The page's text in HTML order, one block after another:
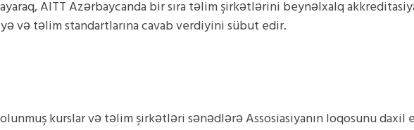
AITT Azərbaycanda bir sıra təlim şirkətlərini beynəlxalq
və təlim standartlarına cavab verdiyini sübut edir.
kurslar və təlim şirkətləri sənədlərə Assosiasiyanın loqosunu